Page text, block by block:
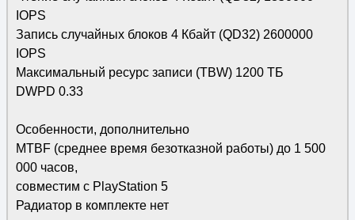
IOPS
Запись случайных блоков 4 Кбайт (QD32) 2600000
IOPS
Максимальный ресурс записи (TBW) 1200 ТБ
DWPD 0.33
Особенности, дополнительно
MTBF (среднее время безотказной работы) до 1 500
000 часов,
совместим с PlayStation 5
Радиатор в комплекте нет